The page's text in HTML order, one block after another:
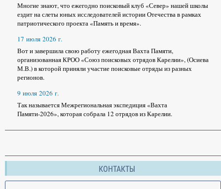
Многие знают, что ежегодно поисковый клуб «Север» нашей школы
ездит на слеты юных исследователей истории Отечества в рамках
патриотического проекта «Память и время».
17 июля 2026 г.
Вот и завершила свою работу ежегодная Вахта Памяти,
организованная КРОО «Союз поисковых отрядов Карелии», (Осиева
М.В.) в которой приняли участие поисковые отряды из разных
регионов.
9 июля 2026 г.
Так называется Межрегиональная экспедиция «Вахта
Памяти-2026», которая собрала 12 отрядов из Карелии.
КОНТАКТЫ